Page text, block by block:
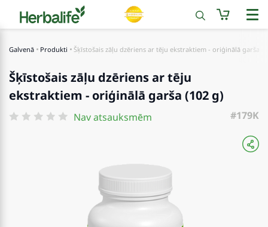
Galvenā Produkti Šķīstošais zāļu dzēriens ar tēju ekstraktiem - oriģinālā garša
Šķīstošais zāļu dzēriens ar tēju
ekstraktiem - oriģinālā garša (102 g)
Nav atsauksmēm #179K